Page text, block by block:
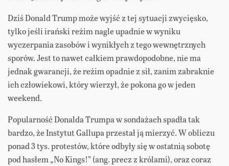
Dziś Donald Trump może wyjść z tej sytuacji zwycięsko,
tylko jeśli irański reżim nagle upadnie w wyniku
wyczerpania zasobów i wynikłych z tego wewnętrznych
sporów. Jest to nawet całkiem prawdopodobne, nie ma
jednak gwarancji, że reżim opadnie z sił, zanim zabraknie
ich człowiekowi, który wierzył, że pokona go w jeden
weekend.
Popularność Donalda Trumpa w sondażach spadła tak
bardzo, że Instytut Gallupa przestał ją mierzyć. W obliczu
ponad 3 tys. protestów, które odbyły się w ostatnią sobotę
pod hasłem „No Kings!” (ang. precz z królami), oraz coraz